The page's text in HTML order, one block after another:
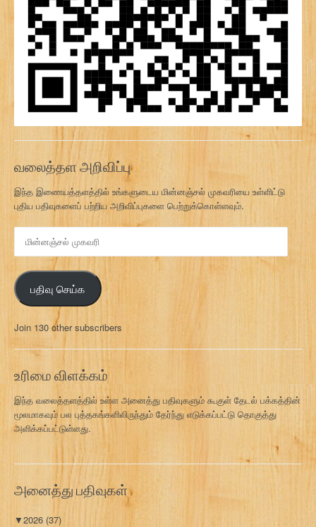
வலைத்தள அறிவிப்பு
இந்த இணையத்தளத்தில் உங்களுடைய மின்னஞ்சல் முகவரியை உள்ளிட்டு
புதிய பதிவுகளைப் பற்றிய அறிவிப்புகளை பெற்றுக்கொள்ளவும்.
ஞ்
ச
ல்
க
வ
பதிவு செய்க
Join 130 other subscribers
உரிமை விளக்கம்
இந்த வலைத்தளத்தில் உள்ள அனைத்து பதிவுகளும் கூகுள் தேடல் பக்கத்தின்
மூலமாகவும் பல புத்தகங்களிலிருந்தும் தேர்ந்து எடுக்கப்பட்டு தொகுத்து
அளிக்கப்பட்டுள்ளது.
அனைத்து பதிவுகள்
▼2026 (37)